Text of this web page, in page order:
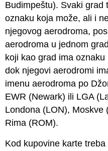
Budimpeštu). Svaki grad
oznaku koja može, ali i
njegovog aerodroma,
aerodroma u jednom
koji kao grad ima
dok njegovi aerodromi
imenu aerodroma po
EWR (Newark) ili LGA
Londona (LON), Moskve
Rima (ROM).
Kod kupovine karte